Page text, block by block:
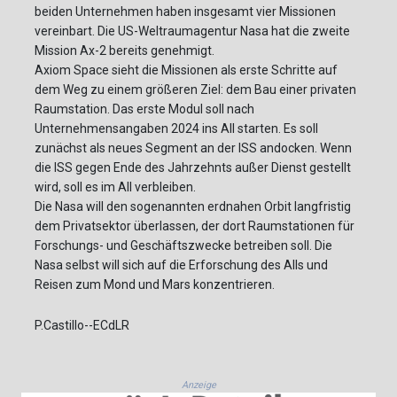
beiden Unternehmen haben insgesamt vier Missionen
vereinbart. Die US-Weltraumagentur Nasa hat die zweite
Mission Ax-2 bereits genehmigt.
Axiom Space sieht die Missionen als erste Schritte auf
dem Weg zu einem größeren Ziel: dem Bau einer privaten
Raumstation. Das erste Modul soll nach
Unternehmensangaben 2024 ins All starten. Es soll
zunächst als neues Segment an der ISS andocken. Wenn
die ISS gegen Ende des Jahrzehnts außer Dienst gestellt
wird, soll es im All verbleiben.
Die Nasa will den sogenannten erdnahen Orbit langfristig
dem Privatsektor überlassen, der dort Raumstationen für
Forschungs- und Geschäftszwecke betreiben soll. Die
Nasa selbst will sich auf die Erforschung des Alls und
Reisen zum Mond und Mars konzentrieren.
P.Castillo--ECdLR
Anzeige